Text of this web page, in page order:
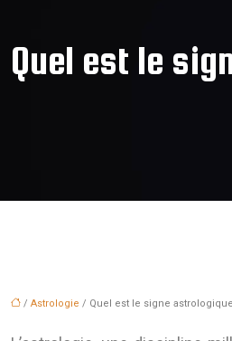
Quel est le
/ Astrologie / Quel est le signe